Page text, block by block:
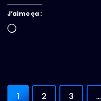
J’aime ça :
Chargement…
1 2 3 …